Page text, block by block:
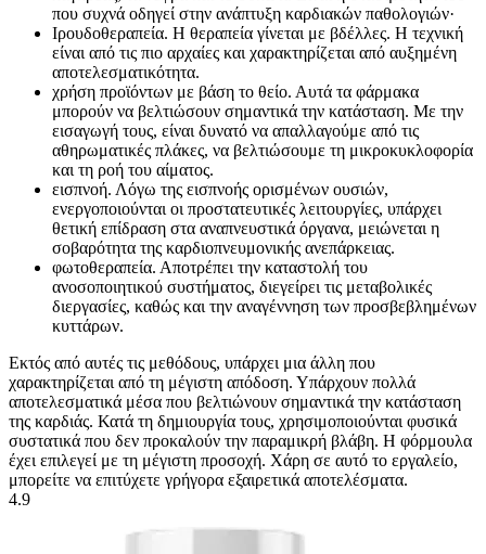
που συχνά οδηγεί στην ανάπτυξη καρδιακών παθολογιών·
Ιρουδοθεραπεία. Η θεραπεία γίνεται με βδέλλες. Η τεχνική
είναι από τις πιο αρχαίες και χαρακτηρίζεται από αυξημένη
αποτελεσματικότητα.
χρήση προϊόντων με βάση το θείο. Αυτά τα φάρμακα
μπορούν να βελτιώσουν σημαντικά την κατάσταση. Με την
εισαγωγή τους, είναι δυνατό να απαλλαγούμε από τις
αθηρωματικές πλάκες, να βελτιώσουμε τη μικροκυκλοφορία
και τη ροή του αίματος.
εισπνοή. Λόγω της εισπνοής ορισμένων ουσιών,
ενεργοποιούνται οι προστατευτικές λειτουργίες, υπάρχει
θετική επίδραση στα αναπνευστικά όργανα, μειώνεται η
σοβαρότητα της καρδιοπνευμονικής ανεπάρκειας.
φωτοθεραπεία. Αποτρέπει την καταστολή του
ανοσοποιητικού συστήματος, διεγείρει τις μεταβολικές
διεργασίες, καθώς και την αναγέννηση των προσβεβλημένων
κυττάρων.
Εκτός από αυτές τις μεθόδους, υπάρχει μια άλλη που
χαρακτηρίζεται από τη μέγιστη απόδοση. Υπάρχουν πολλά
αποτελεσματικά μέσα που βελτιώνουν σημαντικά την κατάσταση
της καρδιάς. Κατά τη δημιουργία τους, χρησιμοποιούνται φυσικά
συστατικά που δεν προκαλούν την παραμικρή βλάβη. Η φόρμουλα
έχει επιλεγεί με τη μέγιστη προσοχή. Χάρη σε αυτό το εργαλείο,
μπορείτε να επιτύχετε γρήγορα εξαιρετικά αποτελέσματα.
4.9